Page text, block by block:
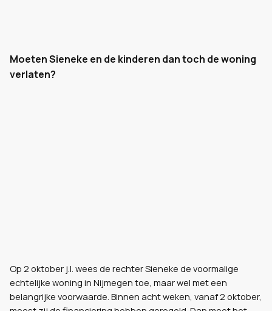
Moeten Sieneke en de kinderen dan toch de woning
verlaten?
Op 2 oktober j.l. wees de rechter Sieneke de voormalige
echtelijke woning in Nijmegen toe, maar wel met een
belangrijke voorwaarde. Binnen acht weken, vanaf 2 oktober,